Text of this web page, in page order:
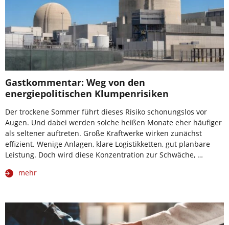
Gastkommentar: Weg von den
energiepolitischen Klumpenrisiken
Der trockene Sommer führt dieses Risiko schonungslos vor
Augen. Und dabei werden solche heißen Monate eher häufiger
als seltener auftreten. Große Kraftwerke wirken zunächst
effizient. Wenige Anlagen, klare Logistikketten, gut planbare
Leistung. Doch wird diese Konzentration zur Schwäche, …
mehr